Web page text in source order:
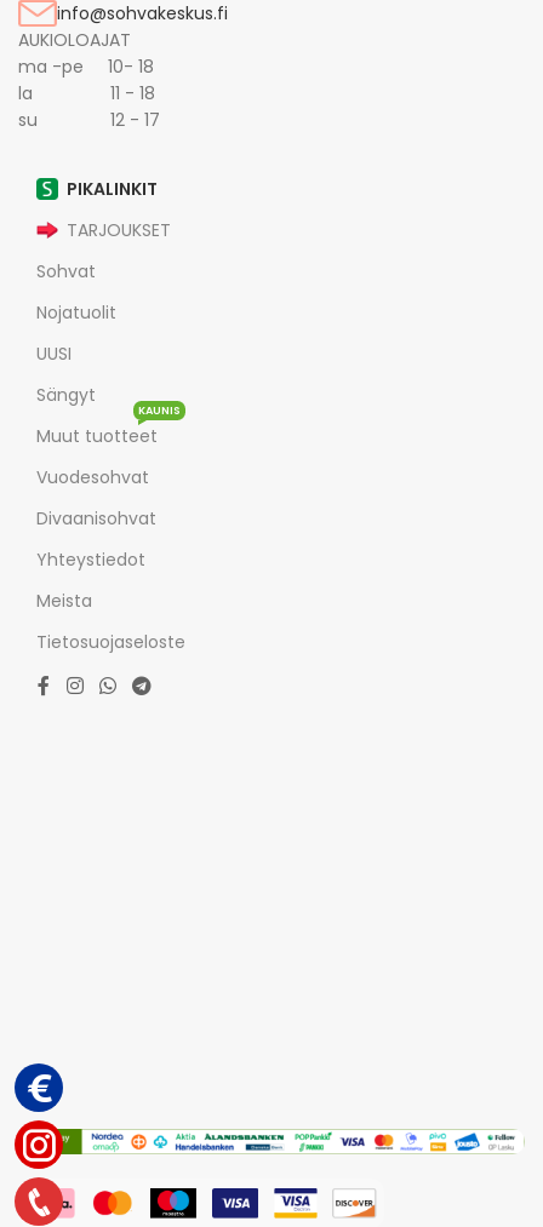
info@sohvakeskus.fi
AUKIOLOAJAT
ma -pe 10- 18
la 11 - 18
su 12 - 17
PIKALINKIT
TARJOUKSET
Sohvat
Nojatuolit
UUSI
Sängyt
Muut tuotteet
KAUNIS
Vuodesohvat
Divaanisohvat
Yhteystiedot
Meista
Tietosuojaseloste